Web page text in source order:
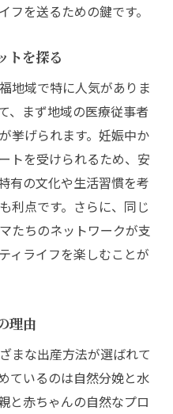
したリラックス法
マタニティ出産法の
ンを比較する
設選びのコツ
地域の協力
情と選択肢
サポートと永福の提案
るためのチェックリ
で安心マタニティラ
ワークと出産
心の出産プラン
フを送るための鍵です。
トを探る
地域で特に人気がありま
、まず地域の医療従事者
挙げられます。妊娠中か
トを受けられるため、安
有の文化や生活習慣を考
利点です。さらに、同じ
たちのネットワークが支
ィライフを楽しむことが
理由
まな出産方法が選ばれて
ているのは自然分娩と水
と赤ちゃんの自然なプロ